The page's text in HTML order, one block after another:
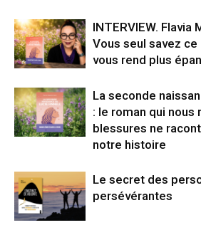
INTERVIEW. Flavia
Vous seul savez
vous rend plus
La seconde
: le roman qui nous
blessures ne
notre histoire
Le secret des
persévérantes